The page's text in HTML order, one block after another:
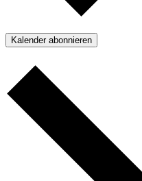
Kalender abonnieren